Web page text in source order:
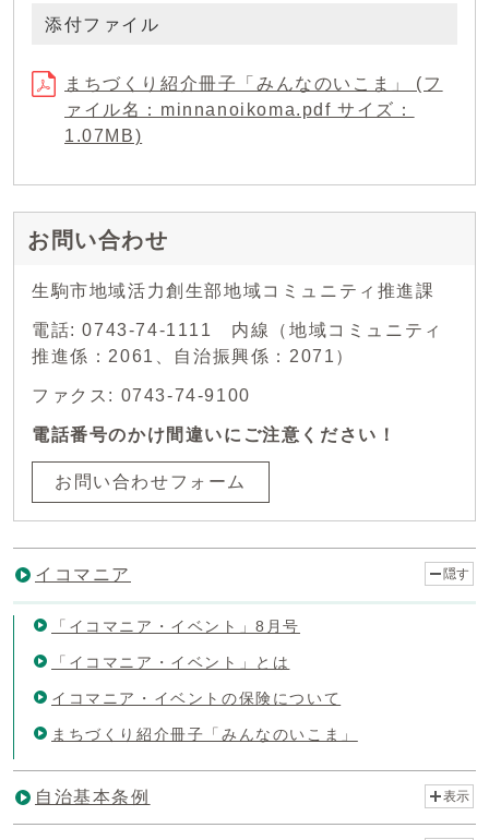
添付ファイル
まちづくり紹介冊子「みんなのいこま」 (フ
ァイル名：minnanoikoma.pdf サイズ：
1.07MB)
お問い合わせ
生駒市地域活力創生部地域コミュニティ推進課
電話: 0743-74-1111 内線（地域コミュニティ
推進係：2061、自治振興係：2071）
ファクス: 0743-74-9100
電話番号のかけ間違いにご注意ください！
お問い合わせフォーム
イコマニア 隠す
「イコマニア・イベント」8月号
「イコマニア・イベント」とは
イコマニア・イベントの保険について
まちづくり紹介冊子「みんなのいこま」
自治基本条例 表示